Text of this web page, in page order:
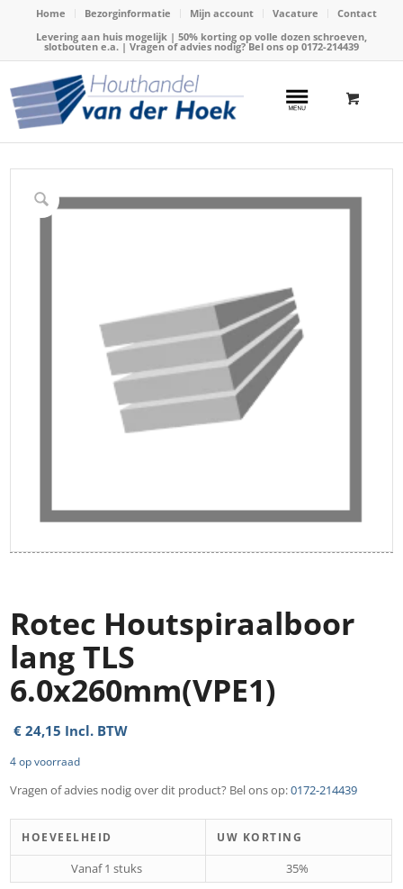
Home Bezorginformatie Mijn account Vacature
Contact
Levering aan huis mogelijk | 50% korting op volle dozen schroeven,
slotbouten e.a. | Vragen of advies nodig? Bel ons op 0172-214439
Home / Webshop / Boren / Hardhouten boren
Rotec Houtspiraalboor lang TLS 6.0x260mm(VPE1)
Rotec Houtspiraalboor
lang TLS
6.0x260mm(VPE1)
€ 24,15 Incl. BTW
4 op voorraad
Vragen of advies nodig over dit product? Bel ons op:0172-214439
HOEVEELHEID UW KORTING
Vanaf 1 stuks 35%